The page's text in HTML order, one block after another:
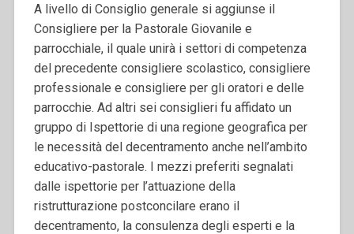
A livello di Consiglio generale si aggiunse il
Consigliere per la Pastorale Giovanile e
parrocchiale, il quale unirà i settori di competenza
del precedente consigliere scolastico, consigliere
professionale e consigliere per gli oratori e delle
parrocchie. Ad altri sei consiglieri fu affidato un
gruppo di Ispettorie di una regione geografica per
le necessità del decentramento anche nell’ambito
educativo-pastorale. I mezzi preferiti segnalati
dalle ispettorie per l’attuazione della
ristrutturazione postconcilare erano il
decentramento, la consulenza degli esperti e la